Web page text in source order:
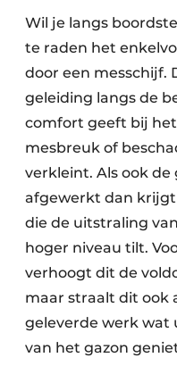
Wil je langs
te raden het
door een messchijf.
geleiding langs de
comfort geeft bij
mesbreuk of
verkleint. Als ook
afgewerkt dan
die de uitstraling
hoger niveau tilt.
verhoogt dit de
maar straalt dit ook
geleverde werk wat
van het gazon